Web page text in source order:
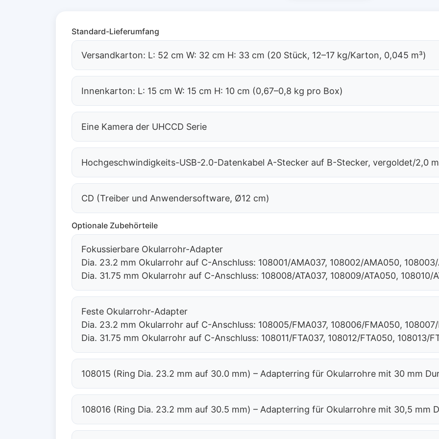
Standard-Lieferumfang
Versandkarton: L: 52 cm W: 32 cm H: 33 cm (20 Stück, 12–17 kg/Karton, 0,045 m³)
Innenkarton: L: 15 cm W: 15 cm H: 10 cm (0,67–0,8 kg pro Box)
Eine Kamera der UHCCD Serie
Hochgeschwindigkeits-USB-2.0-Datenkabel A-Stecker auf B-Stecker, vergoldet/2,0 m
CD (Treiber und Anwendersoftware, Ø12 cm)
Optionale Zubehörteile
Fokussierbare Okularrohr-Adapter
Dia. 23.2 mm Okularrohr auf C-Anschluss: 108001/AMA037, 108002/AMA050,
Dia. 31.75 mm Okularrohr auf C-Anschluss: 108008/ATA037, 108009/ATA050, 108010/
Feste Okularrohr-Adapter
Dia. 23.2 mm Okularrohr auf C-Anschluss: 108005/FMA037, 108006/FMA050,
Dia. 31.75 mm Okularrohr auf C-Anschluss: 108011/FTA037, 108012/FTA050, 108013/
108015 (Ring Dia. 23.2 mm auf 30.0 mm) – Adapterring für Okularrohre mit 30 mm
108016 (Ring Dia. 23.2 mm auf 30.5 mm) – Adapterring für Okularrohre mit 30,5 mm